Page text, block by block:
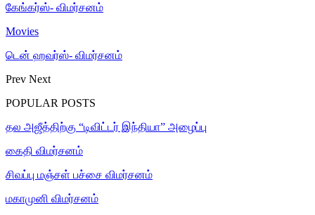
கேங்கர்ஸ்- விமர்சனம்
Movies
டென் ஹவர்ஸ்- விமர்சனம்
Prev Next
POPULAR POSTS
தல அஜீத்திற்கு “டிவிட்டர் இந்தியா” அழைப்பு
கைதி விமர்சனம்
சிவப்பு மஞ்சள் பச்சை விமர்சனம்
மகாமுனி விமர்சனம்